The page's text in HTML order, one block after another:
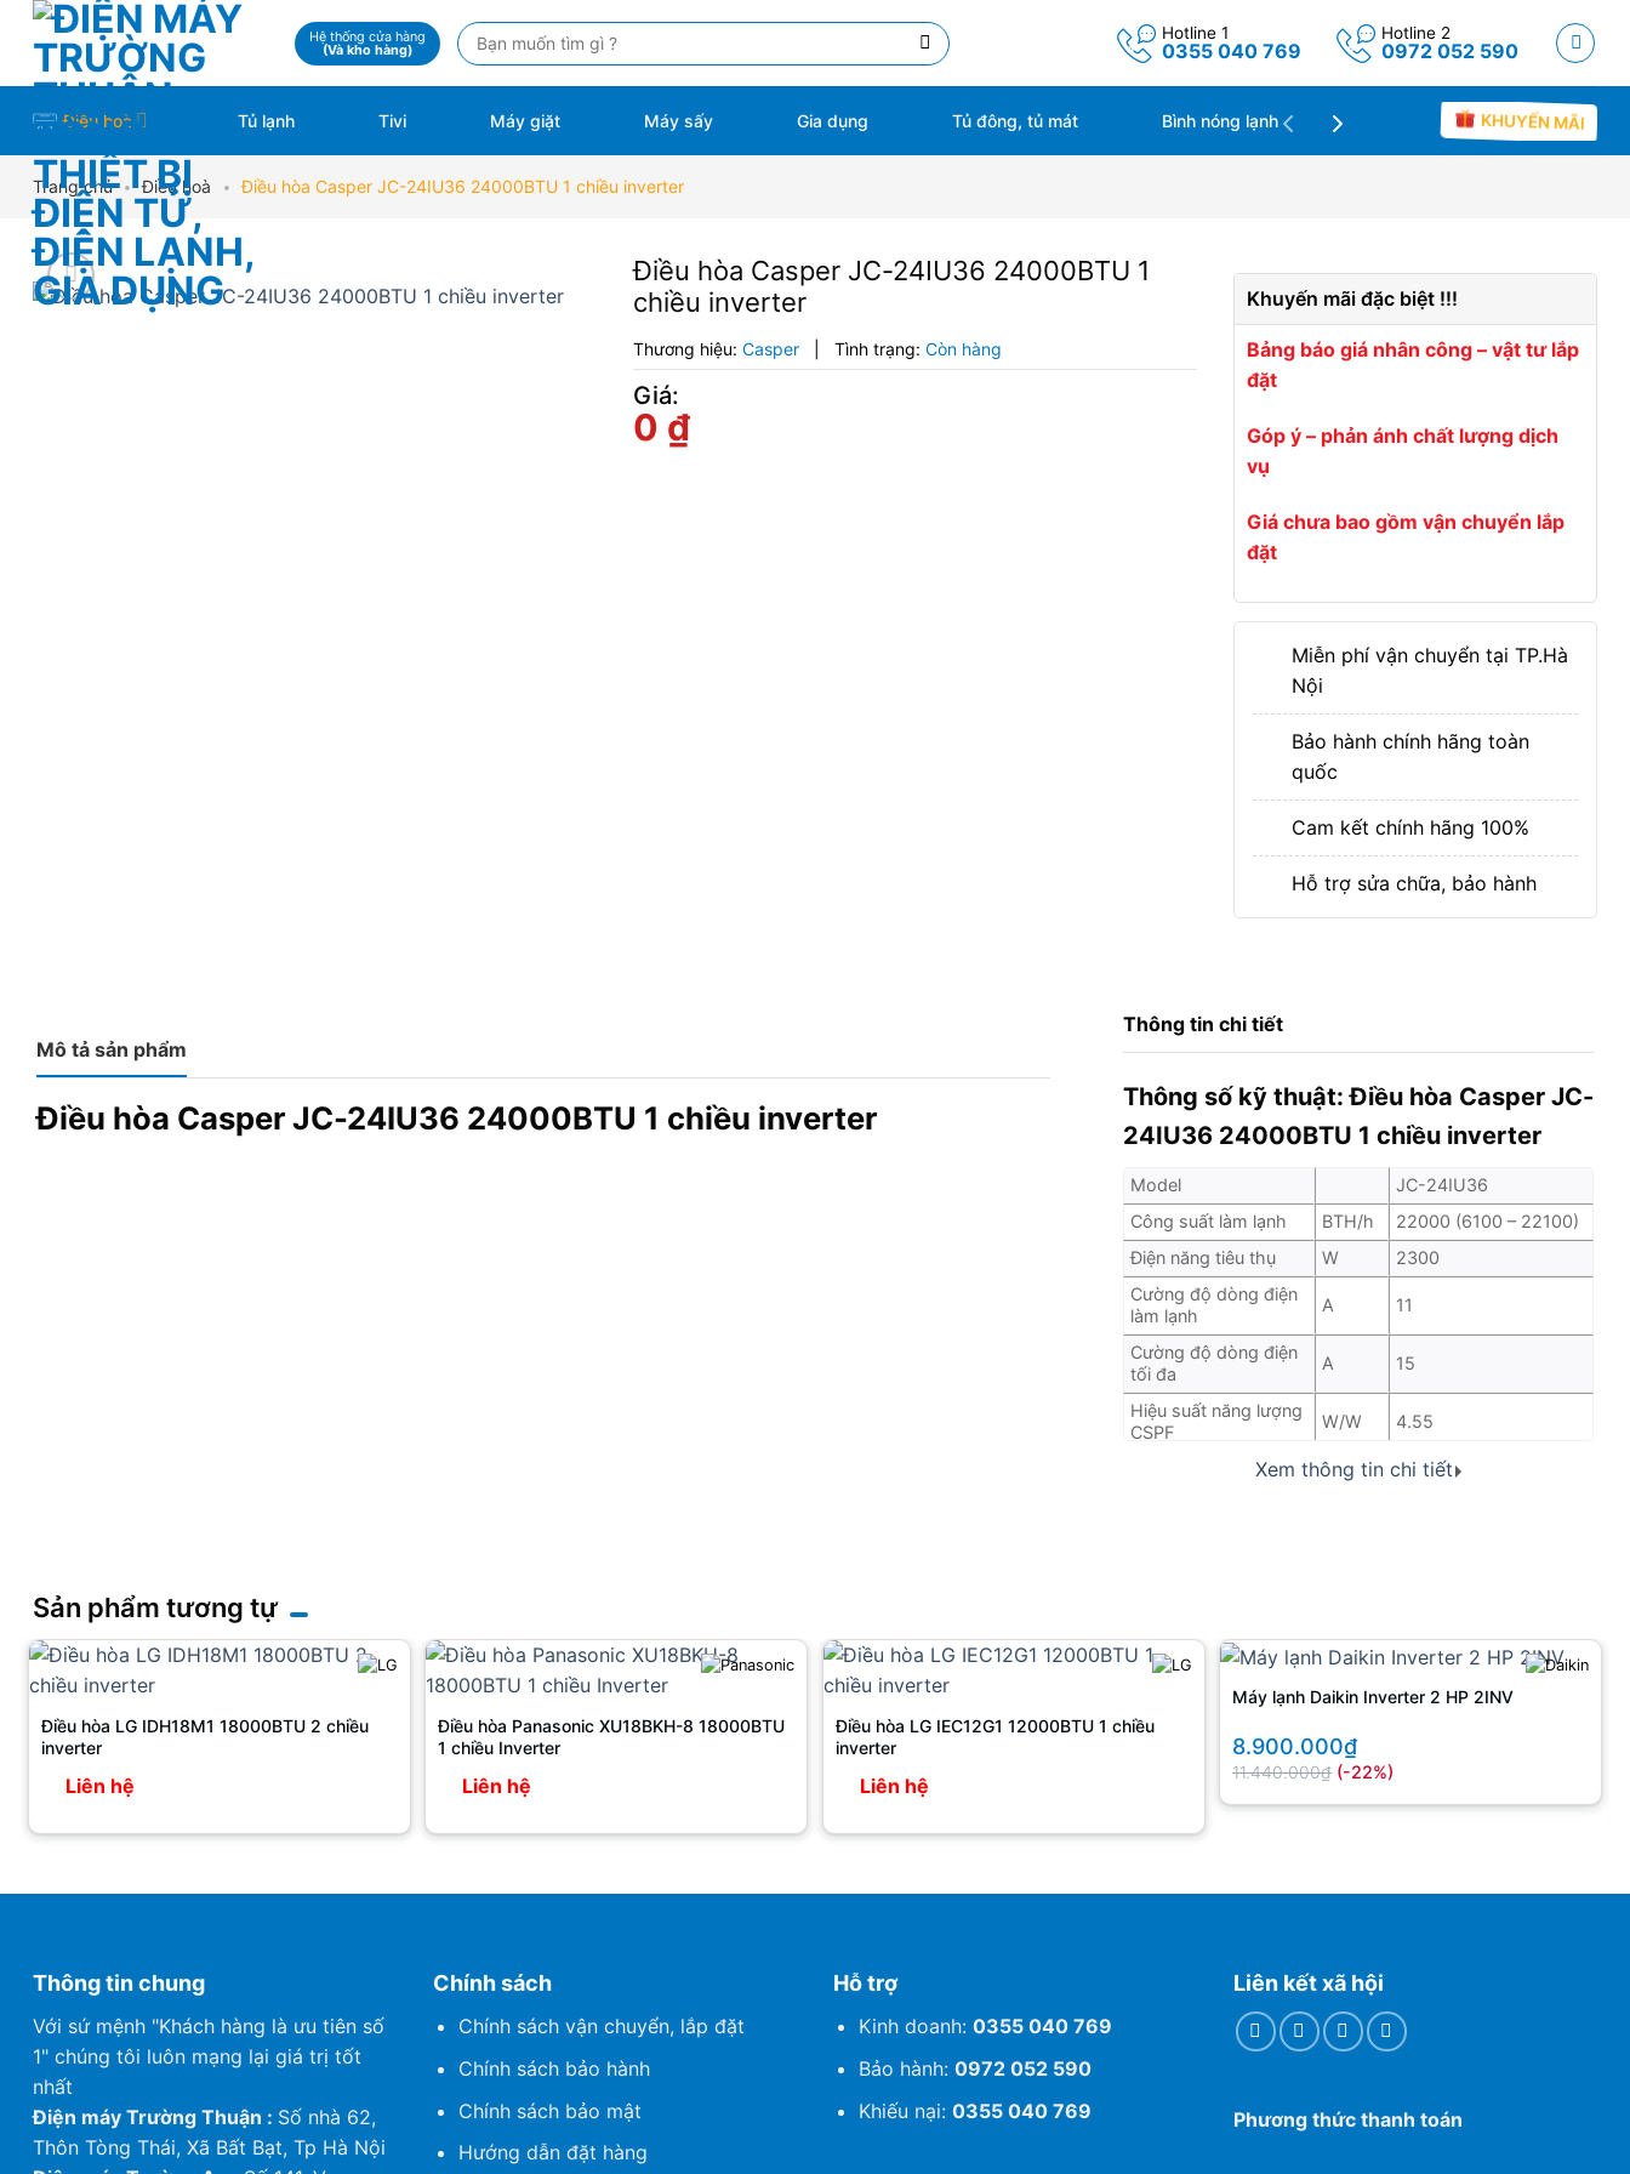
Skip
content
Hệ thống cửa hàng
(Và kho hàng)
Tìm
kiếm:
Hotline 1
0355 040 769
Hotline 2
0972 052 590
Điều hoà Tủ lạnh Tivi Máy giặt Máy sấy Gia dụng Tủ đông, tủ mát Bình nóng lạnh Máy lọc không khí Tin tức
KHUYẾN MÃI
Trang chủ • Điều hoà • Điều hòa Casper JC-24IU36 24000BTU 1 chiều inverter
Điều hòa Casper JC-24IU36 24000BTU 1
chiều inverter
Thương hiệu: Casper Tình trạng: Còn hàng
Giá:
0 ₫
Khuyến mãi đặc biệt !!!
Bảng báo giá nhân công – vật tư lắp
đặt
Góp ý – phản ánh chất lượng dịch
vụ
Giá chưa bao gồm vận chuyển lắp
đặt
Miễn phí vận chuyển tại TP.Hà
Nội
Bảo hành chính hãng toàn
quốc
Cam kết chính hãng 100%
Hỗ trợ sửa chữa, bảo hành
Mô tả sản phẩm
Điều hòa Casper JC-24IU36 24000BTU 1 chiều inverter
Thông tin chi tiết
Thông số kỹ thuật: Điều hòa Casper JC-
24IU36 24000BTU 1 chiều inverter
Model
JC-24IU36
Công suất làm lạnh
BTH/h
22000 (6100 – 22100)
Điện năng tiêu thụ
W
2300
Cường độ dòng điện
làm lạnh
A 11
Cường độ dòng điện
tối đa
A 15
Hiệu suất năng lượng
CSPF
W/W 4.55
Nhãn năng lượng Số sao
5
Kích thước (rxsxc)
mm
1089 x 227 x 328
kg
12.5
DÀN NÓNG
Độ ồn dàn nóng
dB(A)
Kích thước (rxsxc)
Khối lượng
Đường kính ống gas
mm
Chiều dài ống chuẩn
(không cần nạp
m 5
Chênh lệch độ cao
Xem thông tin chi tiết
Sản phẩm tương tự
Điều hòa LG IDH18M1 18000BTU 2 chiều
inverter
Liên hệ
Điều hòa Panasonic XU18BKH-8 18000BTU
1 chiều Inverter
Liên hệ
Điều hòa LG IEC12G1 12000BTU 1 chiều
inverter
Liên hệ
Máy lạnh Daikin Inverter 2 HP 2INV
8.900.000₫
11.440.000₫ (-22%)
Thông tin chung
Với sứ mệnh "Khách hàng là ưu tiên số
1" chúng tôi luôn mạng lại giá trị tốt
nhất
Điện máy Trường Thuận : Số nhà 62,
Thôn Tòng Thái, Xã Bất Bạt, Tp Hà Nội
Chính sách
Chính sách vận chuyển, lắp đặt
Chính sách bảo hành
Chính sách bảo mật
Hướng dẫn đặt hàng
Hỗ trợ
Kinh doanh: 0355 040 769
Bảo hành: 0972 052 590
Khiếu nại: 0355 040 769
Liên kết xã hội
Phương thức thanh toán